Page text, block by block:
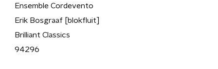
Ensemble Cordevento
Erik Bosgraaf [blokfluit]
Brilliant Classics
94296